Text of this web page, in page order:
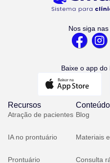
Nos siga
Baixe o app do
Recursos
Atração de pacientes
IA no prontuário
Prontuário
Blog
Materiais
Consulta